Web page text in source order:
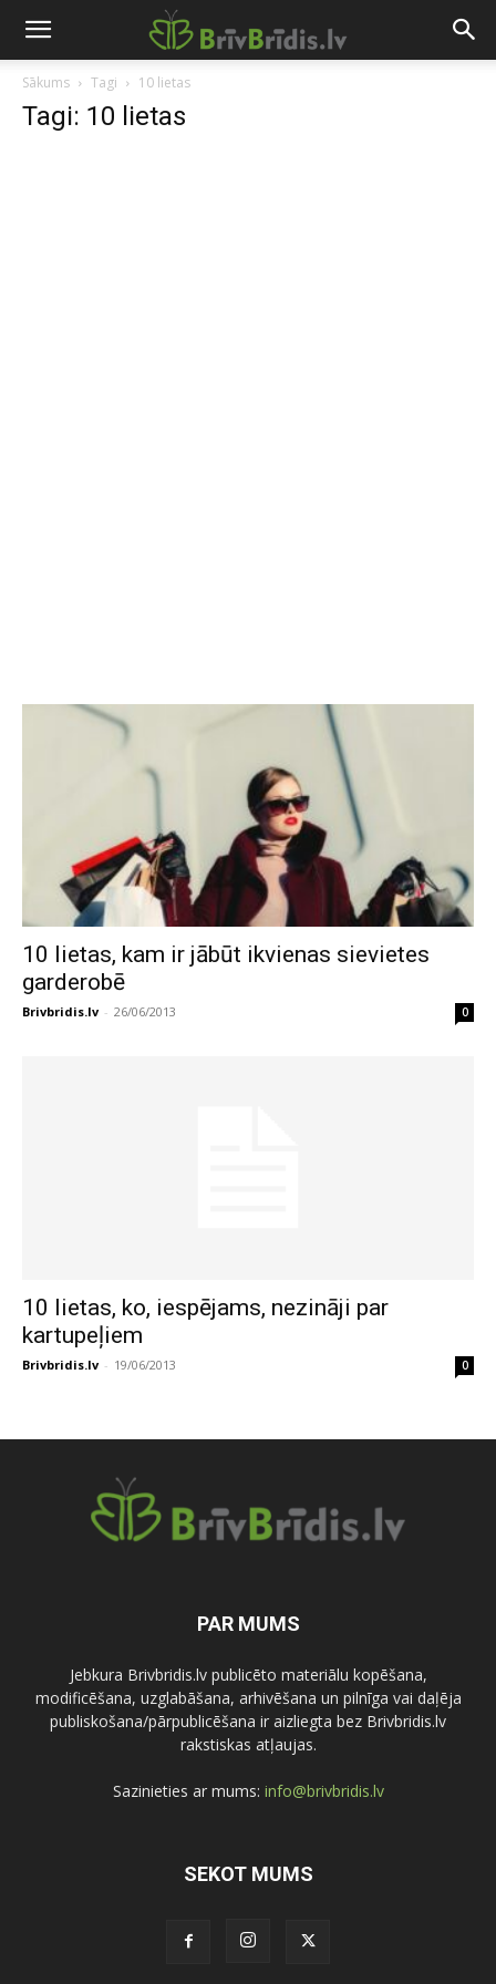
Sākums Tagi 10 lietas
Tagi: 10 lietas
10 lietas, kam ir jābūt ikvienas sievietes
garderobē
Brivbridis.lv - 26/06/2013 0
10 lietas, ko, iespējams, nezināji par
kartupeļiem
Brivbridis.lv - 19/06/2013 0
PAR MUMS
Jebkura Brivbridis.lv publicēto materiālu kopēšana,
modificēšana, uzglabāšana, arhivēšana un pilnīga vai daļēja
publiskošana/pārpublicēšana ir aizliegta bez Brivbridis.lv
rakstiskas atļaujas.
Sazinieties ar mums: info@brivbridis.lv
SEKOT MUMS